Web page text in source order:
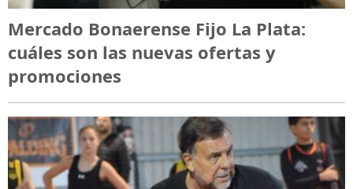
Mercado Bonaerense Fijo La Plata:
cuáles son las nuevas ofertas y
promociones